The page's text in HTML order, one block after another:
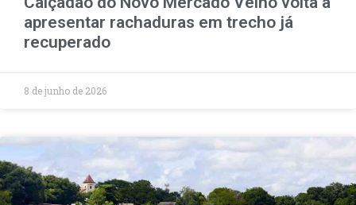
apresentar rachaduras em trecho já
recuperado
8 de junho de 2026